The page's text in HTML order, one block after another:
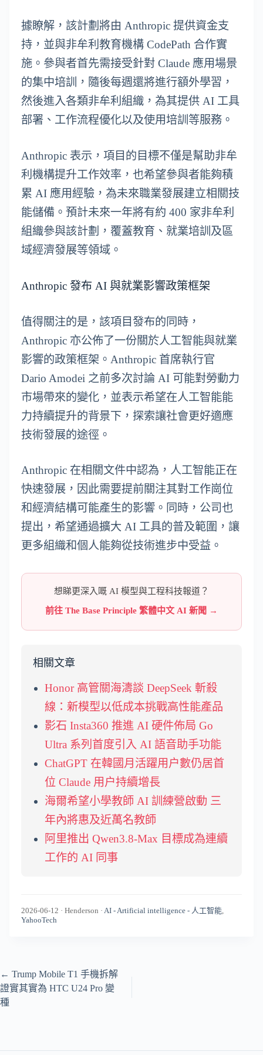
據瞭解，該計劃將由 Anthropic 提供資金支
持，並與非牟利教育機構 CodePath 合作實
施。參與者首先需接受針對 Claude 應用場景
的集中培訓，隨後每週還將進行額外學習，
然後進入各類非牟利組織，為其提供 AI 工具
部署、工作流程優化以及使用培訓等服務。
Anthropic 表示，項目的目標不僅是幫助非牟
利機構提升工作效率，也希望參與者能夠積
累 AI 應用經驗，為未來職業發展建立相關技
能儲備。預計未來一年將有約 400 家非牟利
組織參與該計劃，覆蓋教育、就業培訓及區
域經濟發展等領域。
Anthropic 發布 AI 與就業影響政策框架
值得關注的是，該項目發布的同時，
Anthropic 亦公佈了一份關於人工智能與就業
影響的政策框架。Anthropic 首席執行官
Dario Amodei 之前多次討論 AI 可能對勞動力
市場帶來的變化，並表示希望在人工智能能
力持續提升的背景下，探索讓社會更好適應
技術發展的途徑。
Anthropic 在相關文件中認為，人工智能正在
快速發展，因此需要提前關注其對工作崗位
和經濟結構可能產生的影響。同時，公司也
提出，希望通過擴大 AI 工具的普及範圍，讓
更多組織和個人能夠從技術進步中受益。
想睇更深入嘅 AI 模型與工程科技報道？
前往 The Base Principle 繁體中文 AI 新聞 →
相關文章
Honor 高管關海濤談 DeepSeek 斬殺
線：新模型以低成本挑戰高性能產品
影石 Insta360 推進 AI 硬件佈局 Go
Ultra 系列首度引入 AI 語音助手功能
ChatGPT 在韓國月活躍用户數仍居首
位 Claude 用户持續增長
海爾希望小學教師 AI 訓練營啟動 三
年內將惠及近萬名教師
阿里推出 Qwen3.8-Max 目標成為連續
工作的 AI 同事
2026-06-12 · Henderson · AI - Artificial intelligence - 人工智能,
YahooTech
← Trump Mobile T1 手機拆解
證實其實為 HTC U24 Pro 變
種